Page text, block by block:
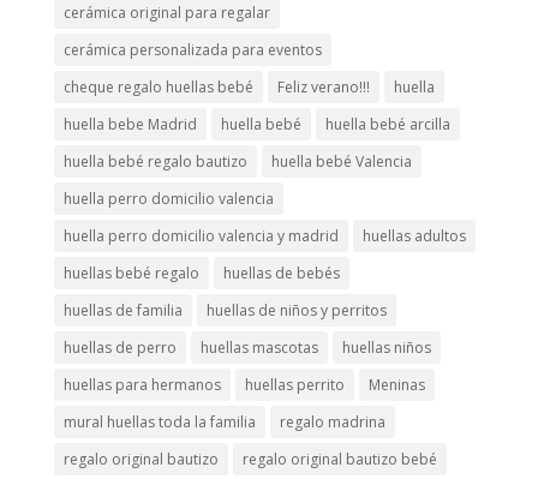
cerámica original para regalar
cerámica personalizada para eventos
cheque regalo huellas bebé
Feliz verano!!!
huella
huella bebe Madrid
huella bebé
huella bebé arcilla
huella bebé regalo bautizo
huella bebé Valencia
huella perro domicilio valencia
huella perro domicilio valencia y madrid
huellas adultos
huellas bebé regalo
huellas de bebés
huellas de familia
huellas de niños y perritos
huellas de perro
huellas mascotas
huellas niños
huellas para hermanos
huellas perrito
Meninas
mural huellas toda la familia
regalo madrina
regalo original bautizo
regalo original bautizo bebé